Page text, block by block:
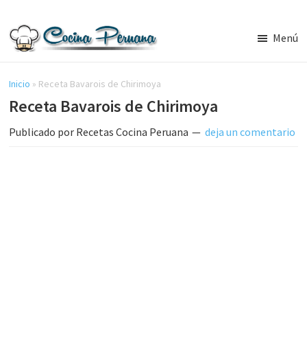
contenido
lateral
principal
Cocina
Peruana,
Recetas
de
Comida
Menú
Inicio » Receta Bavarois de Chirimoya
Receta Bavarois de Chirimoya
Publicado por Recetas Cocina Peruana deja un comentario